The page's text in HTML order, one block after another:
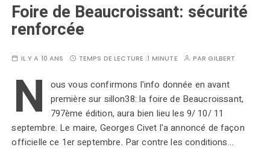
Foire de Beaucroissant: sécurité
renforcée
IL Y A 10 ANS TEMPS DE LECTURE :1 MINUTE PARGILBERT
N
ous vous confirmons l'info donnée en avant
première sur sillon38: la foire de Beaucroissant,
797ème édition, aura bien lieu les 9/ 10/ 11
septembre. Le maire, Georges Civet l'a annoncé de façon
officielle ce 1er septembre. Par contre les conditions…